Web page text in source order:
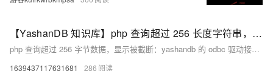
【YashanDB 知识库】php 查询超过 256 长度字符串，数据被截断的问题
php 查询超过 256 字节数据，显示被截断：yashandb 的 odbc 驱动接口 SQLGetData 现在只支持单次查询，不支持多次取数据的操作。 isql 显示不出来，isql 工具最大只查询 300 长度的数据，超过了该长度未正常显示。
1639437117631681 286